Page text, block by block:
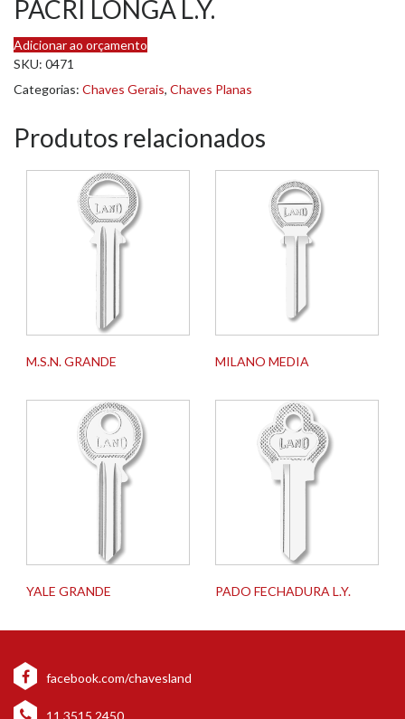
PACRI LONGA L.Y.
Adicionar ao orçamento
SKU: 0471
Categorias: Chaves Gerais, Chaves Planas
Produtos relacionados
M.S.N. GRANDE MILANO MEDIA
YALE GRANDE PADO FECHADURA L.Y.
facebook.com/chavesland
11 3515 2450